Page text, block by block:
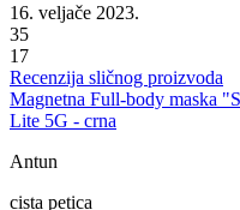
16. veljače 2023.
35
17
Recenzija sličnog proizvoda
Magnetna Full-body maska
Lite 5G - crna
Antun
cista petica